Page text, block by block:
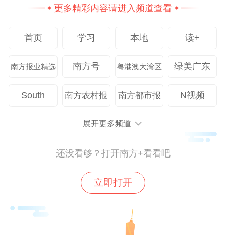
惠州市教育科学研究院师资培训部副主任、
音乐教研员王恒从音乐学科管理视角，介
研、资源共享，推动区域音乐教育均衡发
射”“城乡结对帮扶”“数字化资源共建”等举
惠州市教育科学研究院音乐兼职教研员陈慧
玲基于新课标要求，以“研-磨-赛”三位一体模
式，通过“备-教-学-评”一体化实践，推动音
乐教师专业成长，实现“以美润心、以美培
元”的教育目标。
更多精彩内容请进入频道查看
首页 学习 本地 读+
南方报业精选 南方号 粤港澳大湾区 绿美广东
South 南方农村报 南方都市报 N视频
展开更多频道
还没看够？打开南方+看看吧
立即打开